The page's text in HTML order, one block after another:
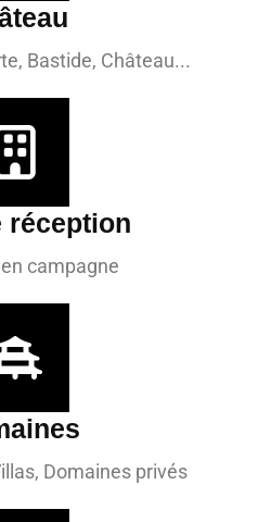
Bastide, Château...
réception
campagne
Domaines privés